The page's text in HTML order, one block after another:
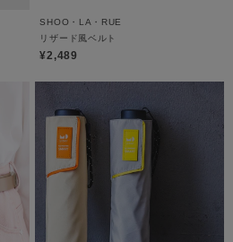
SHOO・LA・RUE
リザード風ベルト
¥2,489